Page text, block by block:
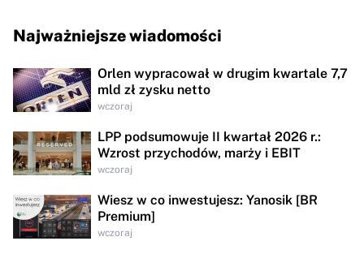
Najważniejsze wiadomości
Orlen wypracował w drugim kwartale 7,7
mld zł zysku netto
wczoraj
LPP podsumowuje II kwartał 2026 r.:
Wzrost przychodów, marży i EBIT
wczoraj
Wiesz w co inwestujesz: Yanosik [BR
Premium]
wczoraj